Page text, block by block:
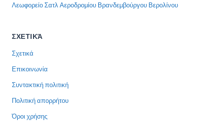
Λεωφορείο Σατλ Αεροδρομίου Βρανδεμβούργου Βερολίνου
ΣΧΕΤΙΚΆ
Σχετικά
Επικοινωνία
Συντακτική πολιτική
Πολιτική απορρήτου
Όροι χρήσης